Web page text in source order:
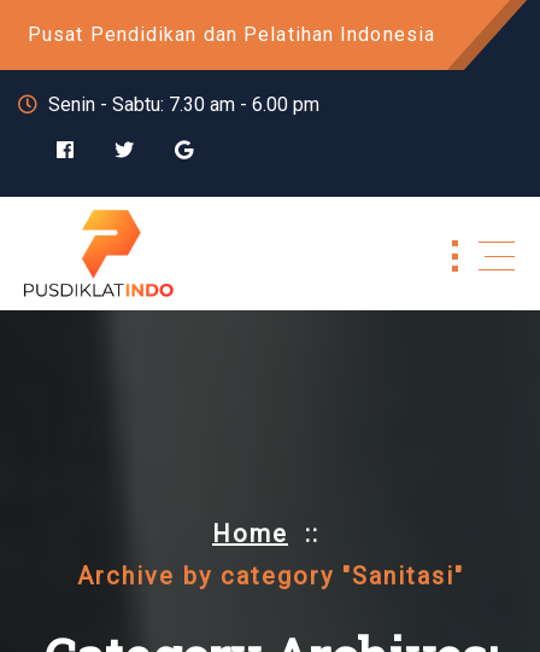
Pusat Pendidikan dan Pelatihan Indonesia
Senin - Sabtu: 7.30 am - 6.00 pm
Home ::
Archive by category "Sanitasi"